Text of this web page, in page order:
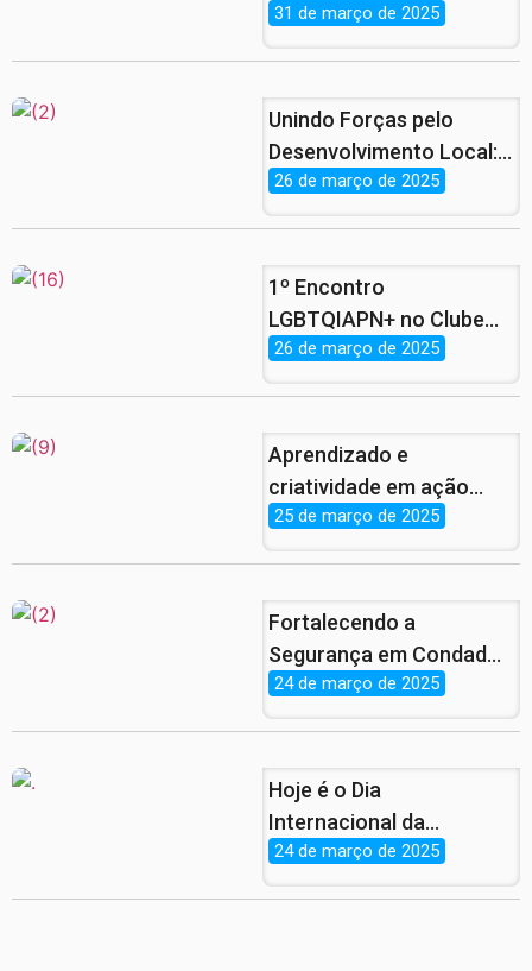
31 de março de 2025
Unindo Forças pelo
Desenvolvimento Local:
Parcerias que Vão
26 de março de 2025
1º Encontro
LGBTQIAPN+ no Clube
Municipal do Condado
26 de março de 2025
Aprendizado e
criatividade em ação
com a Juventude
25 de março de 2025
Fortalecendo a
Segurança em Condado:
Encontro com a Guarda
24 de março de 2025
Hoje é o Dia
Internacional da
Síndrome de Down!
24 de março de 2025